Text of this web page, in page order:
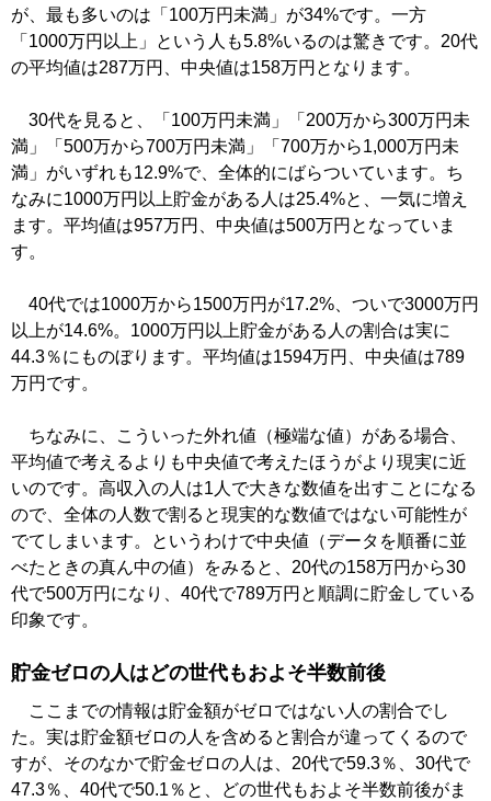
が、最も多いのは「100万円未満」が34%です。一方
「1000万円以上」という人も5.8%いるのは驚きです。20代
の平均値は287万円、中央値は158万円となります。
30代を見ると、「100万円未満」「200万から300万円未
満」「500万から700万円未満」「700万から1,000万円未
満」がいずれも12.9%で、全体的にばらついています。ち
なみに1000万円以上貯金がある人は25.4%と、一気に増え
ます。平均値は957万円、中央値は500万円となっていま
す。
40代では1000万から1500万円が17.2%、ついで3000万円
以上が14.6%。1000万円以上貯金がある人の割合は実に
44.3％にものぼります。平均値は1594万円、中央値は789
万円です。
ちなみに、こういった外れ値（極端な値）がある場合、
平均値で考えるよりも中央値で考えたほうがより現実に近
いのです。高収入の人は1人で大きな数値を出すことになる
ので、全体の人数で割ると現実的な数値ではない可能性が
でてしまいます。というわけで中央値（データを順番に並
べたときの真ん中の値）をみると、20代の158万円から30
代で500万円になり、40代で789万円と順調に貯金している
印象です。
貯金ゼロの人はどの世代もおよそ半数前後
ここまでの情報は貯金額がゼロではない人の割合でし
た。実は貯金額ゼロの人を含めると割合が違ってくるので
すが、そのなかで貯金ゼロの人は、20代で59.3％、30代で
47.3％、40代で50.1％と、どの世代もおよそ半数前後がま